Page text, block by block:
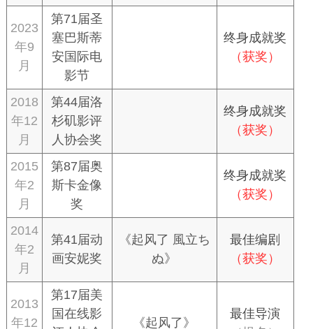
2023
年9
月
第71届圣
塞巴斯蒂
安国际电
影节
终身成就奖
（获奖）
2018
年12
月
第44届洛
杉矶影评
人协会奖
终身成就奖
（获奖）
2015
年2
月
第87届奥
斯卡金像
奖
终身成就奖
（获奖）
2014
年2
月
第41届动
画安妮奖
《起风了 風立ち
ぬ》
最佳编剧
（获奖）
2013
年12
第17届美
国在线影
《起风了》
最佳导演